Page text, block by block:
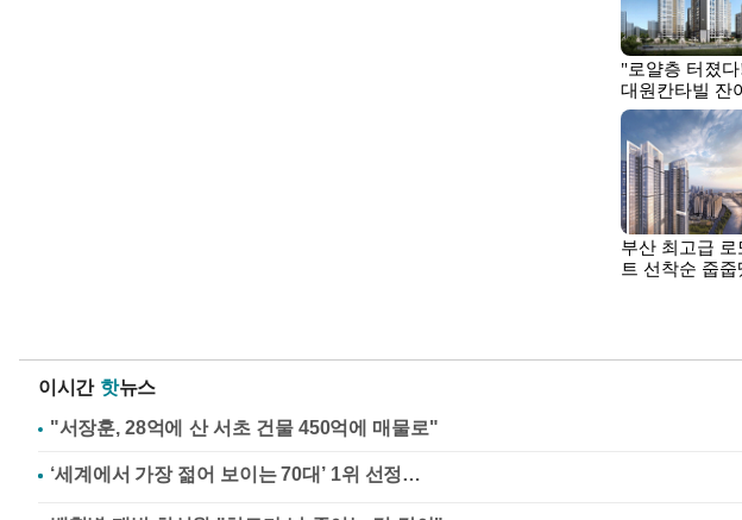
이시간 핫뉴스
"서장훈, 28억에 산 서초 건물 450억에 매물로"